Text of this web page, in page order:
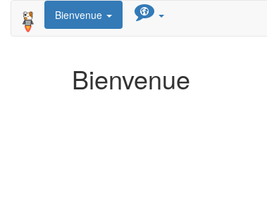
Bienvenue
Bienvenue